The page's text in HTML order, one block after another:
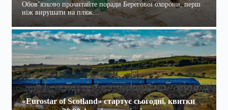
Обов’язково прочитайте поради Берегової охорони, перш
ніж вирушати на пляж…
«Eurostar of Scotland» стартує сьогодні, квитки